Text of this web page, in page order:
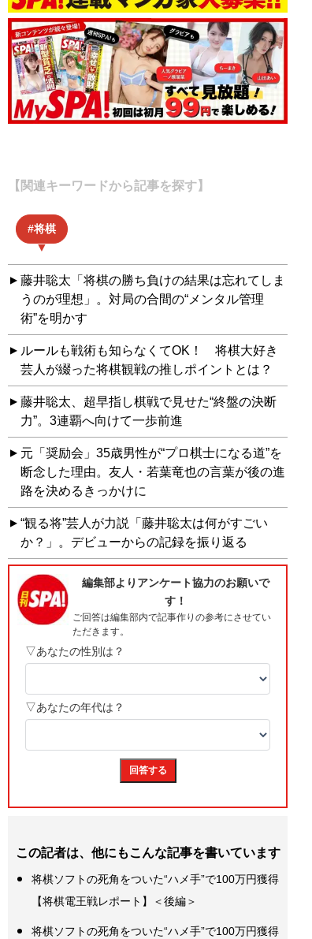
【関連キーワードから記事を探す】
将棋
藤井聡太「将棋の勝ち負けの結果は忘れてしま
うのが理想」。対局の合間の“メンタル管理
術”を明かす
ルールも戦術も知らなくてOK！ 将棋大好き
芸人が綴った将棋観戦の推しポイントとは？
藤井聡太、超早指し棋戦で見せた“終盤の決断
力”。3連覇へ向けて一歩前進
元「奨励会」35歳男性が“プロ棋士になる道”を
断念した理由。友人・若葉竜也の言葉が後の進
路を決めるきっかけに
“観る将”芸人が力説「藤井聡太は何がすごい
か？」。デビューからの記録を振り返る
この記者は、他にもこんな記事を書いています
将棋ソフトの死角をついた“ハメ手”で100万円獲得
【将棋電王戦レポート】＜後編＞
将棋ソフトの死角をついた“ハメ手”で100万円獲得